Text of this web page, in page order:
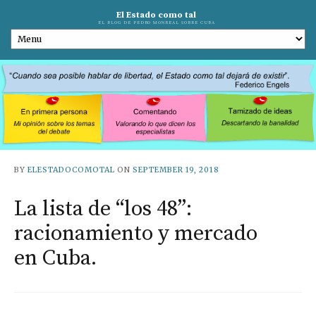
El Estado como tal
EL BLOG DE PEDRO MONREAL SOBRE CUBA
BY ELESTADOCOMOTAL ON SEPTEMBER 19, 2018
La lista de “los 48”:
racionamiento y mercado
en Cuba.